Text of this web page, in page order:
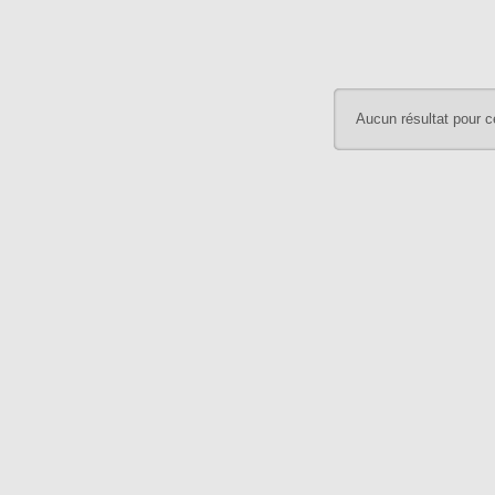
Aucun résultat pour